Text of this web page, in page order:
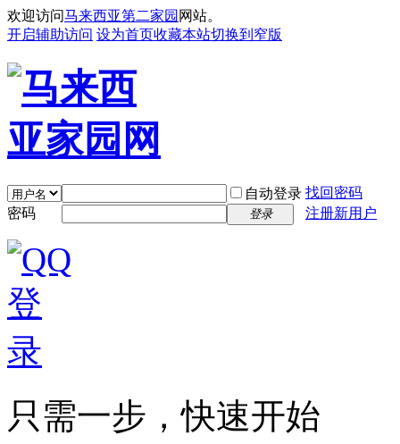
欢迎访问马来西亚第二家园 网站。
开启辅助访问 设为首页收藏本站切换到窄版
自动登录 找回密码
密码
登录 注册新用户
只需一步，快速开始